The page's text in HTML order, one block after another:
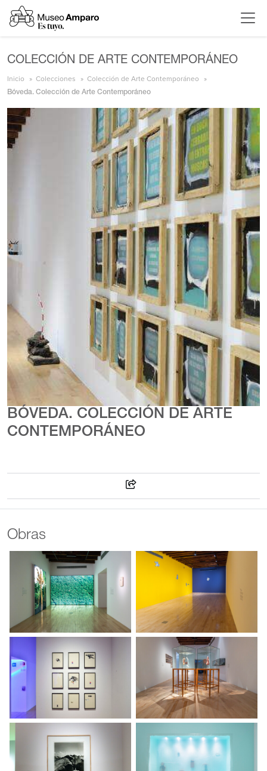
COLECCIÓN DE ARTE CONTEMPORÁNEO
Inicio Colecciones Colección de Arte Contemporáneo
Bóveda. Colección de Arte Contemporáneo
BÓVEDA. COLECCIÓN DE ARTE
CONTEMPORÁNEO
Obras